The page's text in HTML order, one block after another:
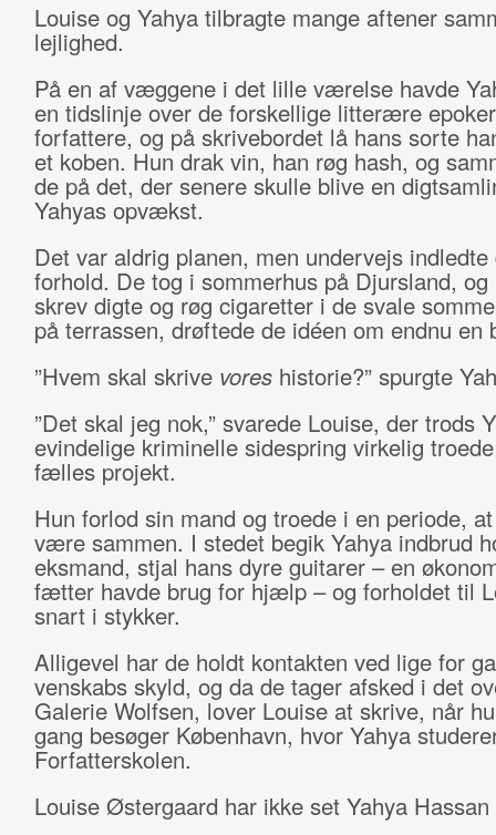
Louise og Yahya tilbragte mange aftener
lejlighed.
På en af væggene i det lille værelse havde
en tidslinje over de forskellige litterære
forfattere, og på skrivebordet lå hans sorte
et koben. Hun drak vin, han røg hash, og
de på det, der senere skulle blive en
Yahyas opvækst.
Det var aldrig planen, men undervejs indledte
forhold. De tog i sommerhus på Djursland, og
skrev digte og røg cigaretter i de svale
på terrassen, drøftede de idéen om endnu en
”Hvem skal skrive vores historie?” spurgte
”Det skal jeg nok,” svarede Louise, der trods
evindelige kriminelle sidespring virkelig
fælles projekt.
Hun forlod sin mand og troede i en periode,
være sammen. I stedet begik Yahya indbrud
eksmand, stjal hans dyre guitarer – en
fætter havde brug for hjælp – og forholdet til
snart i stykker.
Alligevel har de holdt kontakten ved lige for
venskabs skyld, og da de tager afsked i det
Galerie Wolfsen, lover Louise at skrive, når
gang besøger København, hvor Yahya
Forfatterskolen.
Louise Østergaard har ikke set Yahya Hassan